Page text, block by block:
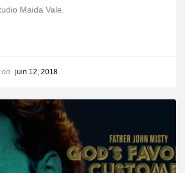
Maida Vale.
on juin 12, 2018